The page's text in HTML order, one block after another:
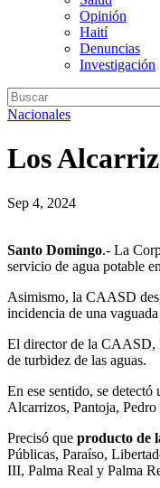
Opinión
Haití
Denuncias
Investigación
Nacionales
Los
Sep 4, 2024
Santo Domingo.- La
servicio de agua potable
Asimismo, la CAASD
incidencia de una
El director de la CAASD,
de turbidez de las aguas.
En ese sentido, se
Alcarrizos, Pantoja,
Precisó que producto de
Públicas, Paraíso,
III, Palma Real y Palma